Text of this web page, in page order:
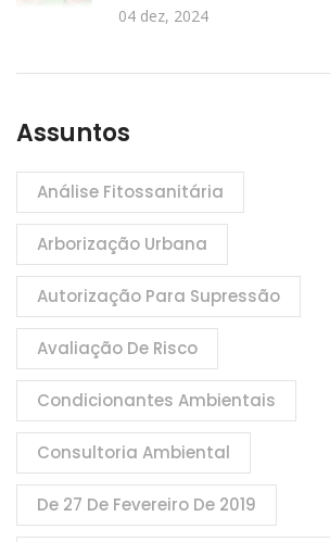
04 dez, 2024
Assuntos
Análise Fitossanitária
Arborização Urbana
Autorização Para Supressão
Avaliação De Risco
Condicionantes Ambientais
Consultoria Ambiental
De 27 De Fevereiro De 2019